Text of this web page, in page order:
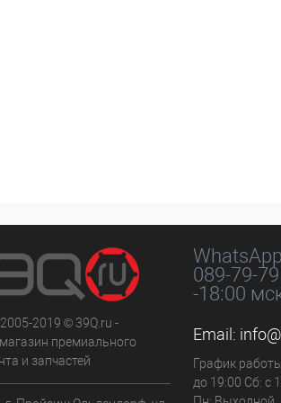
2019 © 39Q.ru -
премиального
и запчастей
089-79-
-18:00
Email:
График
до 19:00 Сб: с